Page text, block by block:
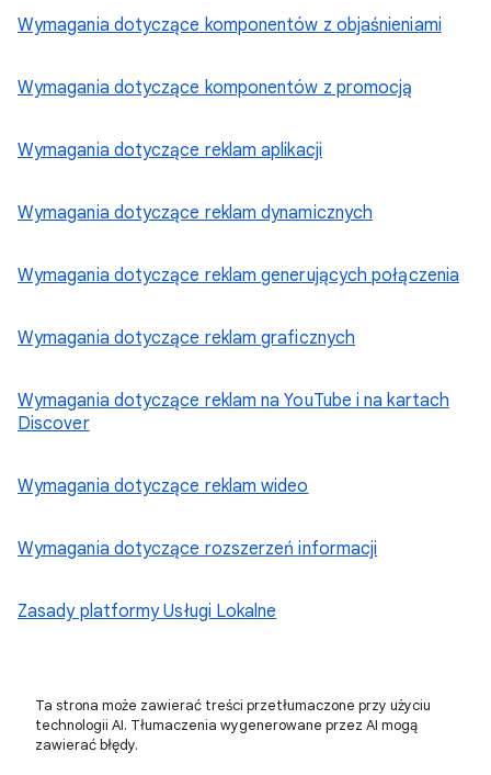
Wymagania dotyczące komponentów z objaśnieniami
Wymagania dotyczące komponentów z promocją
Wymagania dotyczące reklam aplikacji
Wymagania dotyczące reklam dynamicznych
Wymagania dotyczące reklam generujących połączenia
Wymagania dotyczące reklam graficznych
Wymagania dotyczące reklam na YouTube i na kartach
Discover
Wymagania dotyczące reklam wideo
Wymagania dotyczące rozszerzeń informacji
Zasady platformy Usługi Lokalne
Ta strona może zawierać treści przetłumaczone przy użyciu
technologii AI. Tłumaczenia wygenerowane przez AI mogą
zawierać błędy.